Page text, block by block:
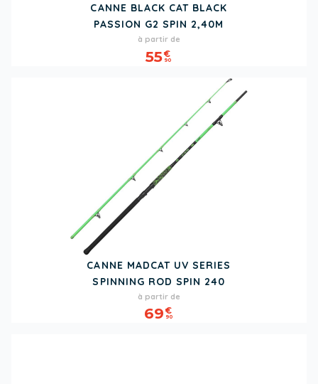
CANNE BLACK CAT BLACK
PASSION G2 SPIN 2,40M
Prix
à partir de
55€
90
CANNE MADCAT UV SERIES
SPINNING ROD SPIN 240
Prix
à partir de
69€
90